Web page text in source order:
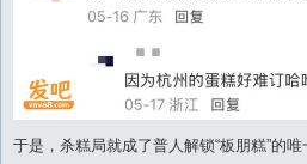
于是，杀糕局就成了普人解锁“板朋糕”的唯